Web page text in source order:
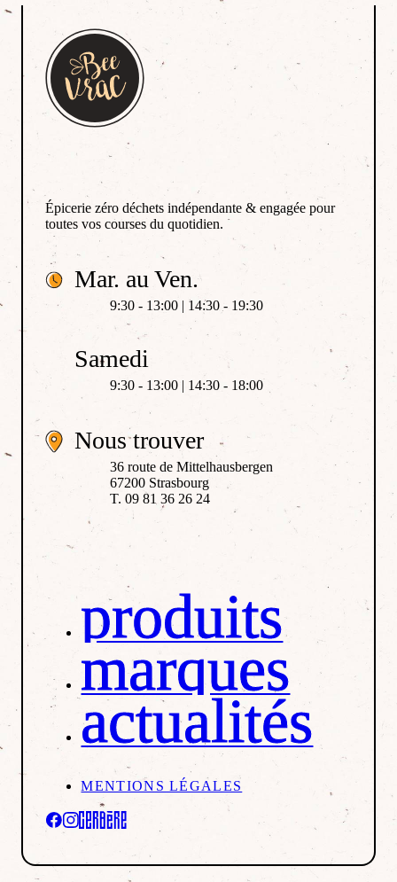
Épicerie zéro déchets indépendante & engagée pour
toutes vos courses du quotidien.
Mar. au Ven.
9:30 - 13:00 | 14:30 - 19:30
Samedi
9:30 - 13:00 | 14:30 - 18:00
Nous trouver
36 route de Mittelhausbergen
67200 Strasbourg
T. 09 81 36 26 24
produits
marques
actualités
MENTIONS LÉGALES